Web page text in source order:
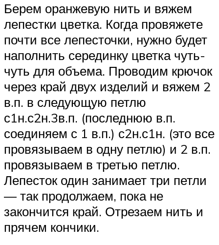
Берем оранжевую нить и вяжем
лепестки цветка. Когда провяжете
почти все лепесточки, нужно будет
наполнить серединку цветка чуть-
чуть для объема. Проводим крючок
через край двух изделий и вяжем 2
в.п. в следующую петлю
с1н.с2н.3в.п. (последнюю в.п.
соединяем с 1 в.п.) с2н.с1н. (это все
провязываем в одну петлю) и 2 в.п.
провязываем в третью петлю.
Лепесток один занимает три петли
— так продолжаем, пока не
закончится край. Отрезаем нить и
прячем кончики.